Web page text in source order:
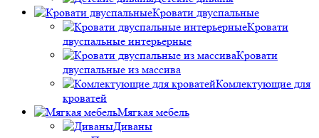
Кровати двуспальные
Кровати
двуспальные интерьерные
Кровати
двуспальные из массива
Комлектующие для
кроватей
Мягкая мебель
Диваны